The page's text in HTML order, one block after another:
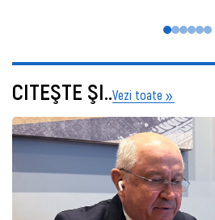
CITEŞTE ŞI..Vezi toate